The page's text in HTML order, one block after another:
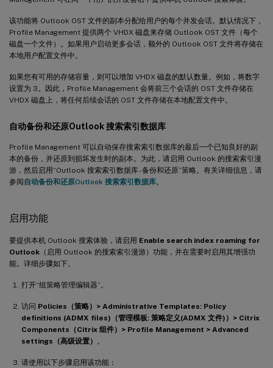
该功能将 Outlook OST 文件的副本分配给用户的每个并发会话。默认情况下，
Profile Management 提供两个 VHDX 磁盘来存储 Outlook OST 文件（每个
磁盘一个文件）。如果用户启动更多会话，额外的 Outlook OST 文件将存储在
本地用户配置文件中。
如果您有可用的存储容量，则可以增加 VHDX 磁盘的默认数量。例如，将数字
设置为 3。因此，Profile Management 会将前三个会话的 OST 文件存储在
VHDX 磁盘上，将任何后续会话的 OST 文件存储在本地配置文件中。
自动备份和还原Outlook 搜索索引数据库
Profile Management 可以自动保存搜索索引数据库的最后一个已知良好的副
本的备份，并还原到损坏发生时的副本。为此，请启用 Outlook 的搜索索引漫
游，然后启用“Outlook 搜索索引数据库 - 备份和还原”策略。有关详细信息，请
参阅自动备份和还原Outlook 搜索索引数据库。
启用功能
要提供本机 Outlook 搜索体验，请启用 Enable search index roaming for
Outlook （启用 Outlook 的搜索索引漫游）功能，并在需要时启用其增强功
能。详细步骤如下。
打开“组策略管理编辑器”。
访问 Policies（策略）> Administrative Templates: Policy
definitions (ADMX files)（管理模板: 策略定义(ADMX 文件)）> Citrix
Components（Citrix 组件）> Profile Management > Advanced
settings（高级设置）
。
请使用以下步骤启用该功能：